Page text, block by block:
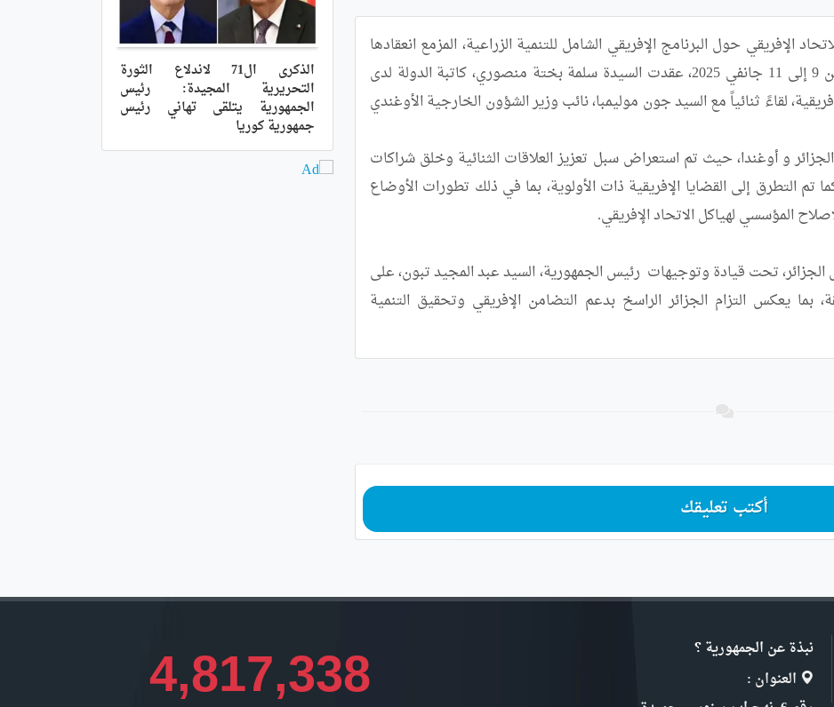
أكتب تعليقك
الذكرى ال71 لاندلاع الثورة
التحريرية المجيدة: رئيس
الجمهورية يتلقى تهاني رئيس
جمهورية كوريا
نبذة عن الجمهورية ؟
العنوان :
4,817,338